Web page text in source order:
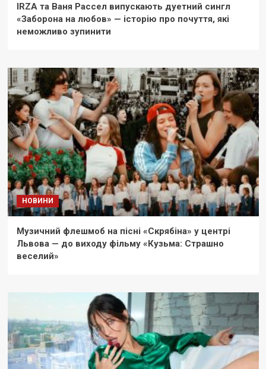
IRZA та Ваня Рассел випускають дуетний сингл
«Заборона на любов» — історію про почуття, які
неможливо зупинити
НОВИНИ
Музичний флешмоб на пісні «Скрябіна» у центрі
Львова — до виходу фільму «Кузьма: Страшно
веселий»